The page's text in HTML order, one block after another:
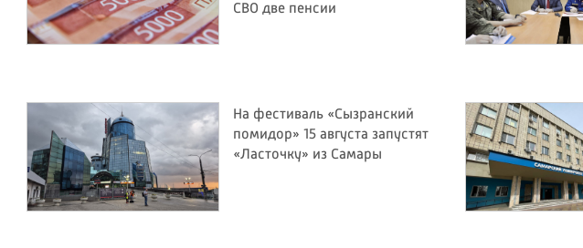
СВО две пенсии
На фестиваль «Сызранский
помидор» 15 августа запустят
«Ласточку» из Самары